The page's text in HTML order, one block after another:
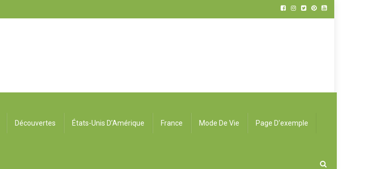
Découvertes États-Unis D’Amérique France Mode De Vie Page D’exemple